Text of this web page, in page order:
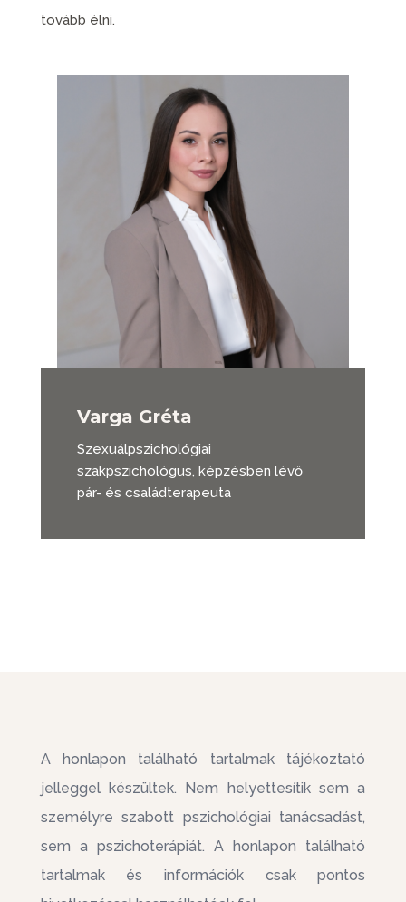
tovább élni.
Varga Gréta
Szexuálpszichológiai
szakpszichológus, képzésben lévő
pár- és családterapeuta
A honlapon található tartalmak tájékoztató
jelleggel készültek. Nem helyettesítik sem a
személyre szabott pszichológiai tanácsadást,
sem a pszichoterápiát. A honlapon található
tartalmak és információk csak pontos